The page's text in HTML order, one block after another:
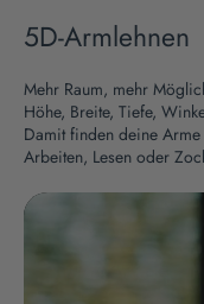
5D-Armlehnen
Mehr Raum, mehr
Höhe, Breite, Tiefe,
Damit finden deine
Arbeiten, Lesen oder